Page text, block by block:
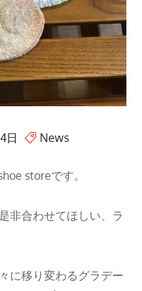
日 News
storeです。
非合わせてほしい、ラ
に移り変わるグラデー